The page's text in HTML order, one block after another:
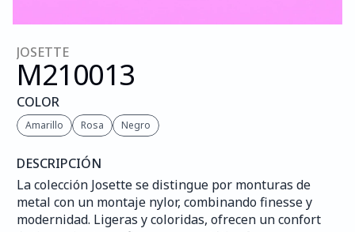
JOSETTE
M210013
COLOR
Amarillo Rosa Negro
DESCRIPCIÓN
La colección Josette se distingue por monturas de
metal con un montaje nylor, combinando finesse y
modernidad. Ligeras y coloridas, ofrecen un confort